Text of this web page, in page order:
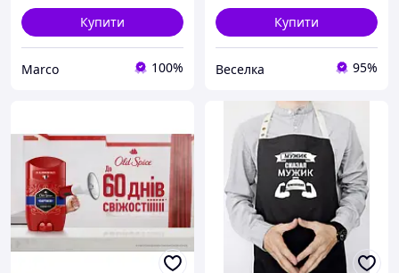
Купити
Marco 100%
Купити
Веселка 95%